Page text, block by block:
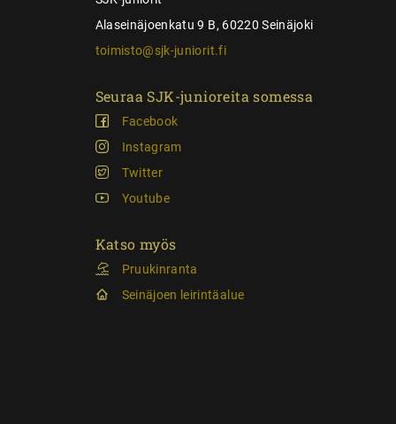
Alaseinäjoenkatu 9 B, 60220 Seinäjoki
toimisto@sjk-juniorit.fi
Seuraa SJK-junioreita somessa
Facebook
Instagram
Twitter
Youtube
Katso myös
Pruukinranta
Seinäjoen leirintäalue